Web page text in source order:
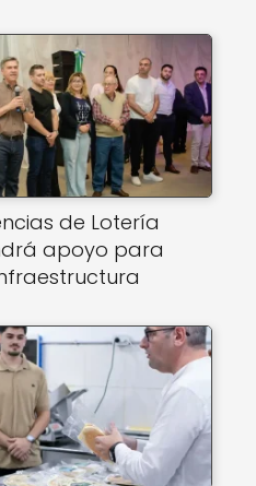
de Lotería
apoyo para